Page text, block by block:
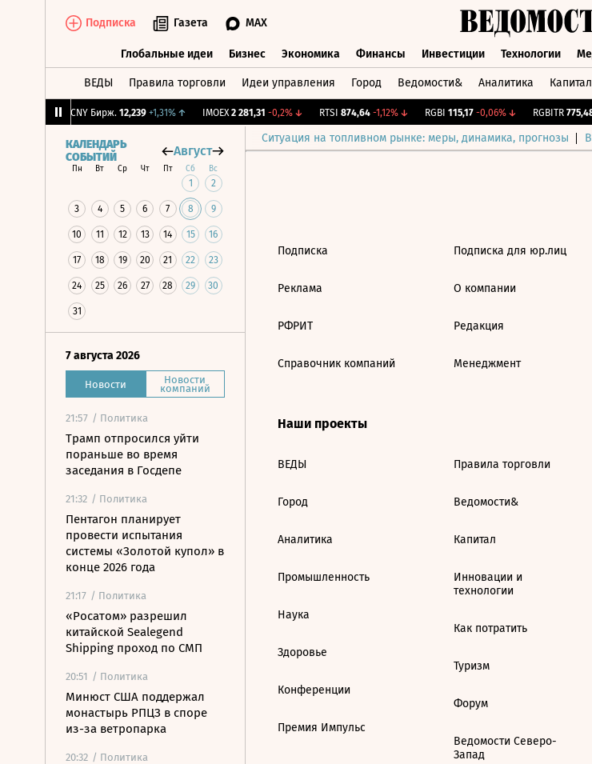
Подписка Газета MAX
Глобальные идеи Бизнес Экономика Финансы Инвестиции Технологии
ВЕДЫ Правила торговли Идеи управления Город Ведомости& Аналитика Капитал
CNY Бирж. 12,239 +1,31%↑ IMOEX 2 281,31 -0,2%↓ RTSI 874,64 -1,12%↓ RGBI 115,17 -0,06%↓ RGBITR 775,48
Ситуация на топливном рынке: меры, динамика, прогнозы
КАЛЕНДАРЬ
СОБЫТИЙ
Август
Пн Вт Ср Чт Пт Сб Вс
1 2
3 4 5 6 7 8 9
10 11 12 13 14 15 16
17 18 19 20 21 22 23
24 25 26 27 28 29 30
31
7 августа 2026
Новости Новости
компаний
21:57 / Политика
Трамп отпросился уйти
пораньше во время
заседания в Госдепе
21:32 / Политика
Пентагон планирует
провести испытания
системы «Золотой купол» в
конце 2026 года
21:17 / Политика
«Росатом» разрешил
китайской Sealegend
Shipping проход по СМП
20:51 / Политика
Минюст США поддержал
монастырь РПЦЗ в споре
из-за ветропарка
20:32 / Политика
Подписка
Реклама
РФРИТ
Справочник компаний
Подписка для юр.лиц
О компании
Редакция
Менеджмент
Наши проекты
ВЕДЫ
Город
Аналитика
Промышленность
Наука
Здоровье
Конференции
Премия Импульс
Правила торговли
Ведомости&
Капитал
Инновации и
технологии
Как потратить
Туризм
Форум
Ведомости Северо-
Запад